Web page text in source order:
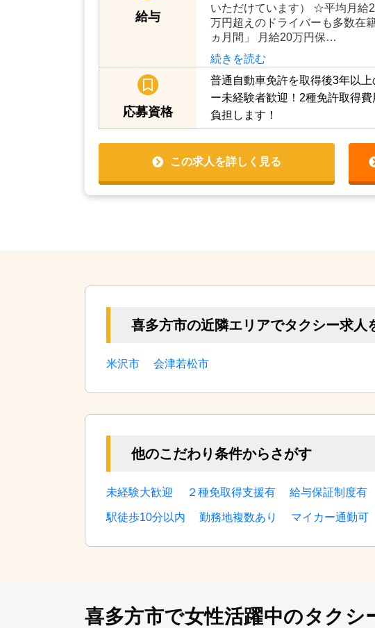
給与
いただけています） ☆平均月給
万円超えのドライバーも多数在
ヵ月間」 月給20万円保…
続きを読む
応募資格
普通自動車免許を取得後3年以上
ー未経験者歓迎！2種免許取得
負担します！
この求人を詳しく見る
喜多方市の近隣エリアでタクシー求人
米沢市 会津若松市
他のこだわり条件からさがす
未経験大歓迎 ２種免取得支援有 給与保証制度有
駅徒歩10分以内 勤務地複数あり マイカー通勤可
喜多方市で女性活躍中のタクシ